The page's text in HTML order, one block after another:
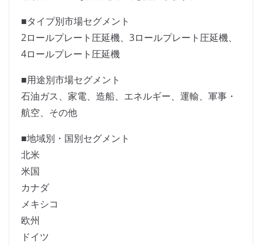
■タイプ別市場セグメント
2ロールプレート圧延機、3ロールプレート圧延機、
4ロールプレート圧延機
■用途別市場セグメント
石油ガス、家電、造船、エネルギー、運輸、軍事・
航空、その他
■地域別・国別セグメント
北米
米国
カナダ
メキシコ
欧州
ドイツ